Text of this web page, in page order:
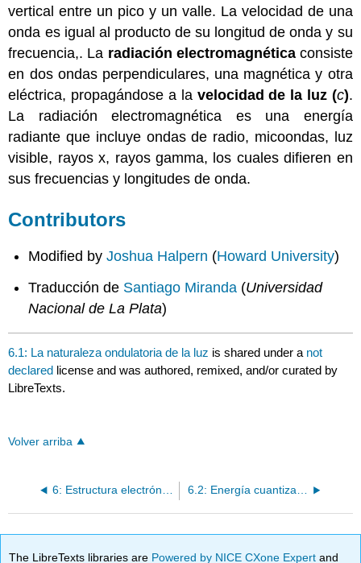
vertical entre un pico y un valle. La velocidad de una
onda es igual al producto de su longitud de onda y su
frecuencia,. La radiación electromagnéticaconsiste
en dos ondas perpendiculares, una magnética y otra
eléctrica, propagándose a lavelocidad de la luz (c).
La radiación electromagnética es una energía
radiante que incluye ondas de radio, micoondas, luz
visible, rayos x, rayos gamma, los cuales difieren en
sus frecuencias y longitudes de onda.
Contributors
Modified byJoshua Halpern (Howard University)
Traducción de Santiago Miranda (Universidad
Nacional de La Plata)
6.1: La naturaleza ondulatoria de la luz is shared under a not
declared license and was authored, remixed, and/or curated by
LibreTexts.
Volver arriba
The LibreTexts libraries are Powered by NICE CXone Expertand